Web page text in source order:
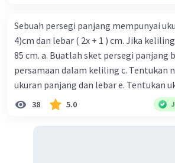
Sebuah persegi panjang mempunyai
4)cm dan lebar ( 2x + 1 ) cm. Jika
85 cm. a. Buatlah sket persegi panjang
persamaan dalam keliling c. Tentukan
ukuran panjang dan lebar e. Tentukan
38 5.0